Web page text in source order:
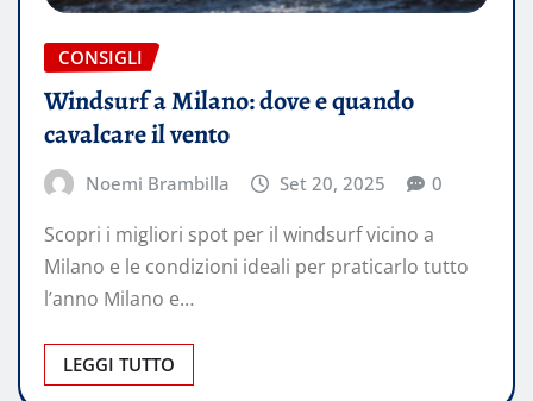
CONSIGLI
Windsurf a Milano: dove e quando
cavalcare il vento
Noemi Brambilla Set 20, 2025 0
Scopri i migliori spot per il windsurf vicino a
Milano e le condizioni ideali per praticarlo tutto
l’anno Milano e…
LEGGI TUTTO